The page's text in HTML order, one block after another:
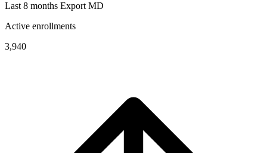
Last 8 months Export MD
Active enrollments
3,940